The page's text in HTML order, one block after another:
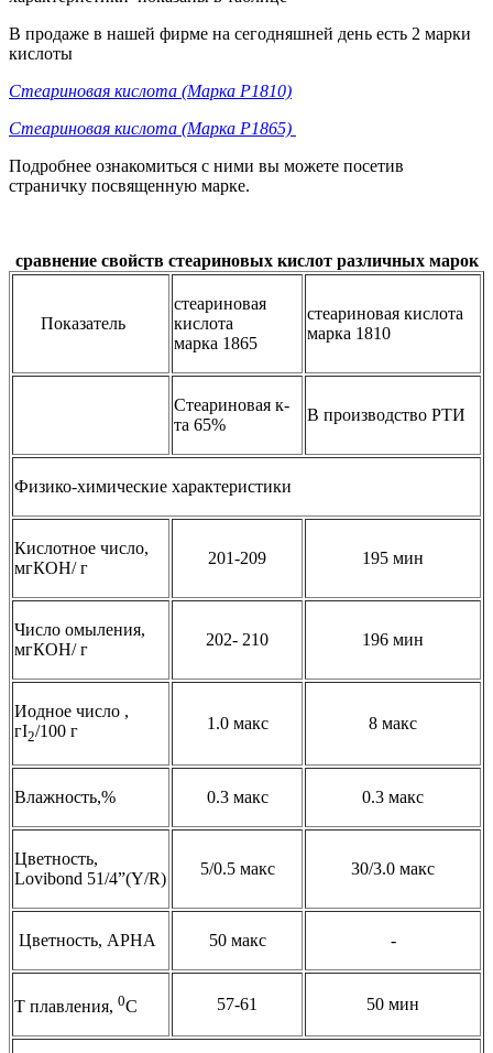
В продаже в нашей фирме на сегодняшней день есть 2 марки
кислоты
Стеариновая кислота (Марка Р1810)
Стеариновая кислота (Марка Р1865)
Подробнее ознакомиться с ними вы можете посетив
страничку посвященную марке.
сравнение свойств стеариновых кислот различных марок
Показатель
стеариновая
кислота
марка 1865
стеариновая кислота
марка 1810
Стеариновая к-
та 65%
В производство РТИ
Физико-химические характеристики
Кислотное число,
мгКОН/ г
201-209 195 мин
Число омыления,
мгКОН/ г
202- 210 196 мин
Иодное число ,
гI2/100 г 1.0 макс 8 макс
Влажность,% 0.3 макс 0.3 макс
Цветность,
Lovibond 51/4”(Y/R)
5/0.5 макс 30/3.0 макс
Цветность, APHA 50 макс -
Т плавления, 0С 57-61 50 мин